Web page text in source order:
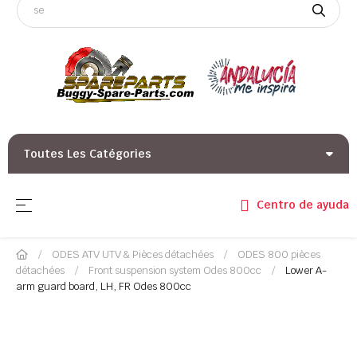
Toutes Les Catégories
Basculer la navigation
☰ Centro de ayuda
ODES ATV UTV & Pièces détachées
ODES 800 pièces
détachées
Front suspension system Odes 800cc
Lower A-
arm guard board, LH, FR Odes 800cc